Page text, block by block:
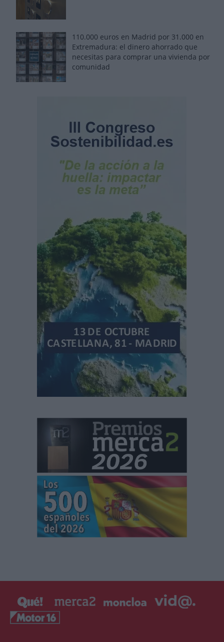
110.000 euros en Madrid por 31.000 en
Extremadura: el dinero ahorrado que
necesitas para comprar una vivienda por
comunidad